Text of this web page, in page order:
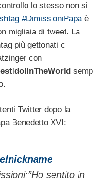
lo stesso non si
#DimissioniPapa è
migliaia di tweet. La
più gettonati ci
con
semp
Twitter dopo la
Benedetto XVI:
sentito in